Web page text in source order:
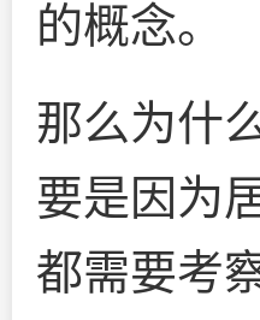
的概念。
那么为什
要是因为
都需要考